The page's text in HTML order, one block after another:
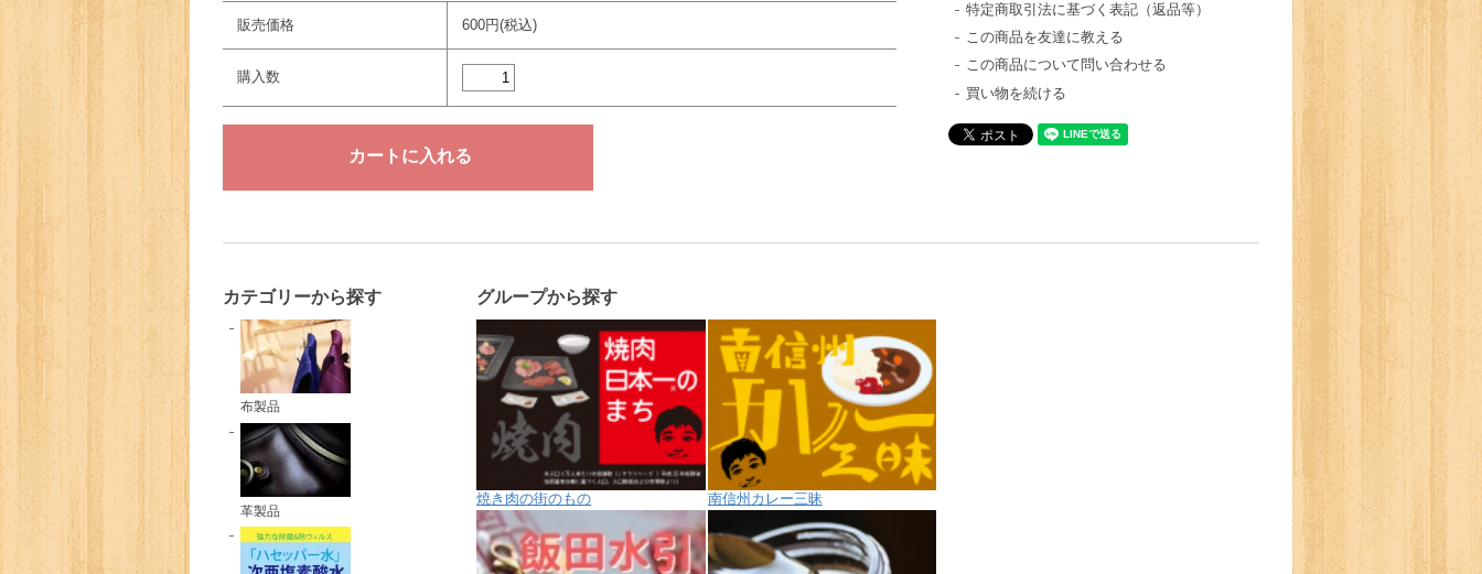
販売価格 600円(税込)
購入数
特定商取引法に基づく表記（返品等）
この商品を友達に教える
この商品について問い合わせる
買い物を続ける
カテゴリーから探す
布製品
革製品
グループから探す
焼き肉の街のもの 南信州カレー三昧